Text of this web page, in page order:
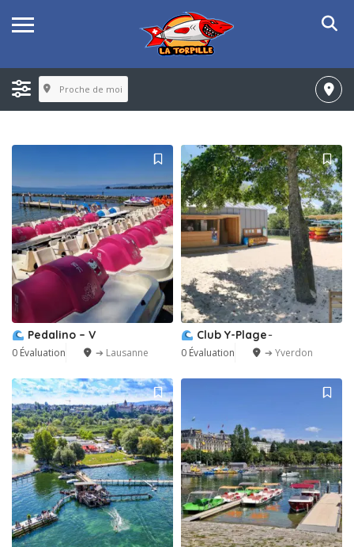
Proche de moi
Pedalino – V
0 Évaluation ➔ Lausanne
Club Y-Plage ̵
0 Évaluation ➔ Yverdon